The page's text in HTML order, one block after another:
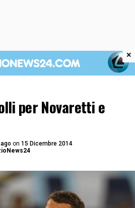
per Novaretti e
on 15 Dicembre 2014
×